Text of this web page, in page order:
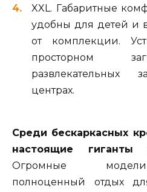
XXL. Габаритные
удобны для детей и
от комплекции.
просторном
развлекательных
центрах.
Среди бескаркасных
настоящие
Огромные
полноценный отдых